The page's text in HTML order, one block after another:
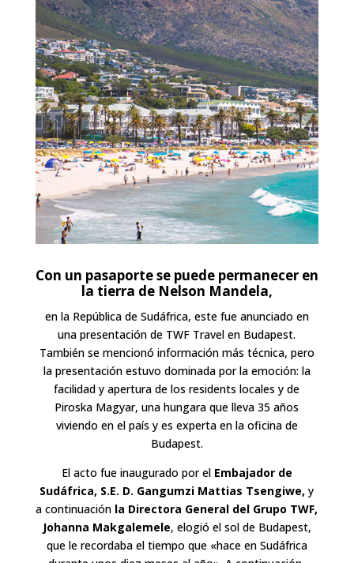
Con un pasaporte se puede permanecer en
la tierra de Nelson Mandela,
en la República de Sudáfrica, este fue anunciado en
una presentación de TWF Travel en Budapest.
También se mencionó información más técnica, pero
la presentación estuvo dominada por la emoción: la
facilidad y apertura de los residents locales y de
Piroska Magyar, una hungara que lleva 35 años
viviendo en el país y es experta en la oficina de
Budapest.
El acto fue inaugurado por el Embajador de
Sudáfrica, S.E. D. Gangumzi Mattias Tsengiwe, y
a continuación la Directora General del Grupo TWF,
Johanna Makgalemele, elogió el sol de Budapest,
que le recordaba el tiempo que «hace en Sudáfrica